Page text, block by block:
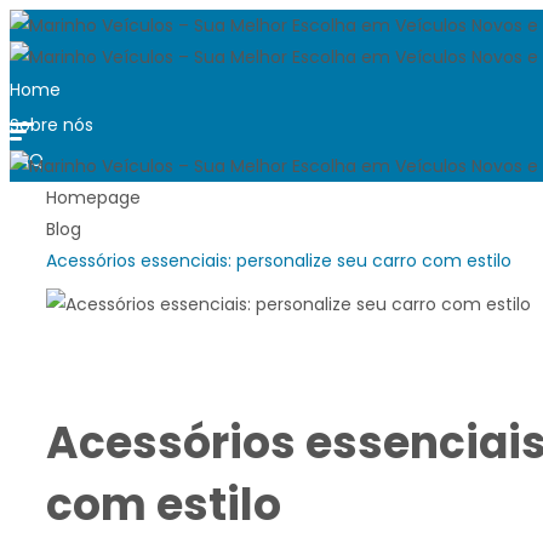
Home
Sobre nós
FAQ
Trabalhe conosco
Quero vender
Contato
Homepage
Blog
Acessórios essenciais: personalize seu carro com estilo
Acessórios
com estilo